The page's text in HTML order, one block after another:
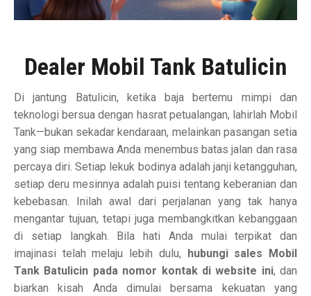
Dealer Mobil Tank Batulicin
Di jantung Batulicin, ketika baja bertemu mimpi dan
teknologi bersua dengan hasrat petualangan, lahirlah Mobil
Tank—bukan sekadar kendaraan, melainkan pasangan setia
yang siap membawa Anda menembus batas jalan dan rasa
percaya diri. Setiap lekuk bodinya adalah janji ketangguhan,
setiap deru mesinnya adalah puisi tentang keberanian dan
kebebasan. Inilah awal dari perjalanan yang tak hanya
mengantar tujuan, tetapi juga membangkitkan kebanggaan
di setiap langkah. Bila hati Anda mulai terpikat dan
imajinasi telah melaju lebih dulu,
hubungi sales Mobil
Tank Batulicin pada nomor kontak di website ini, dan
biarkan kisah Anda dimulai bersama kekuatan yang